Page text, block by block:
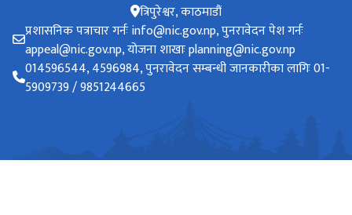
त्रिपुरेश्वर, काठमाडौं
प्रशासनिक पत्राचार गर्नः info@nic.gov.np, पुनरावेदन पेश गर्नः
appeal@nic.gov.np, योजना शाखाः planning@nic.gov.np
014596544, 4596984, पुनरावेदन सम्बन्धी जानकारीका लागिः 01-
5909739 / 9851244665